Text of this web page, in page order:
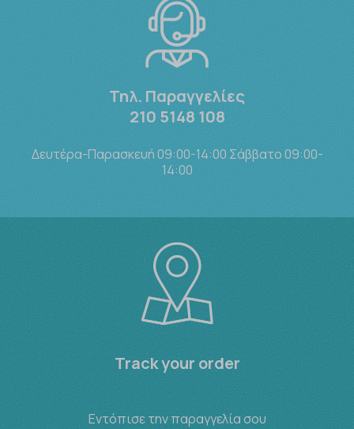
Τηλ. Παραγγελίες
210 5148 108
Δευτέρα-Παρασκευή 09:00-14:00 Σάββατο 09:00-
14:00
Track your order
Εντόπισε την παραγγελία σου